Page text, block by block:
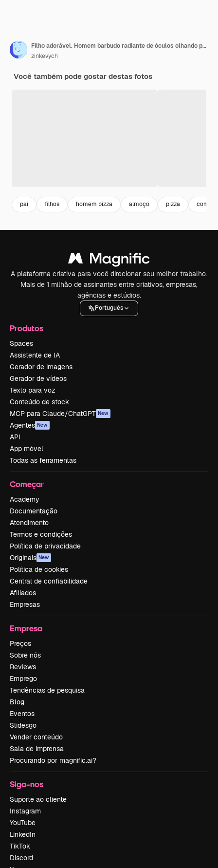
Filho adorável. Homem barbudo radiante de óculos olhando para seu filho adorável enquanto comia pizza no almoço
zinkevych
Você também pode gostar destas fotos
pai filhos homem pizza almoço pizza
A plataforma criativa para você direcionar seu melhor trabalho.
Mais de 1 milhão de assinantes entre criativos, empresas,
agências e estúdios.
Português
Produtos
Spaces
Assistente de IA
Gerador de imagens
Gerador de vídeos
Texto para voz
Conteúdo de stock
MCP para Claude/ChatGPT New
Agentes New
API
App móvel
Todas as ferramentas
Começar
Academy
Documentação
Atendimento
Termos e condições
Política de privacidade
Originais New
Política de cookies
Central de confiabilidade
Afiliados
Empresas
Empresa
Preços
Sobre nós
Reviews
Emprego
Tendências de pesquisa
Blog
Eventos
Slidesgo
Vender conteúdo
Sala de imprensa
Procurando por magnific.ai?
Siga-nos
Suporte ao cliente
Instagram
YouTube
LinkedIn
TikTok
Discord